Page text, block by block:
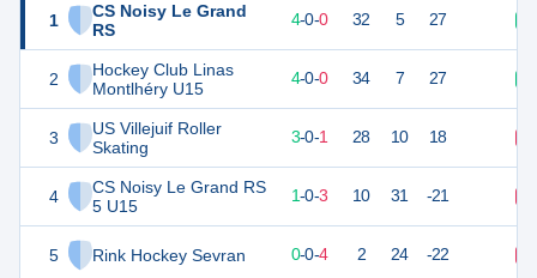
1
CS Noisy Le Grand
RS
2
Hockey Club Linas
Montlhéry U15
3
US Villejuif Roller
Skating
4
CS Noisy Le Grand RS
5 U15
5 Rink Hockey Sevran
12 4-0-0 32 5 27
12 4-0-0 34 7 27
9 3-0-1 28 10 18
3 4 1-0-3 10 31 -21
0 0-0-4 2 24 -22